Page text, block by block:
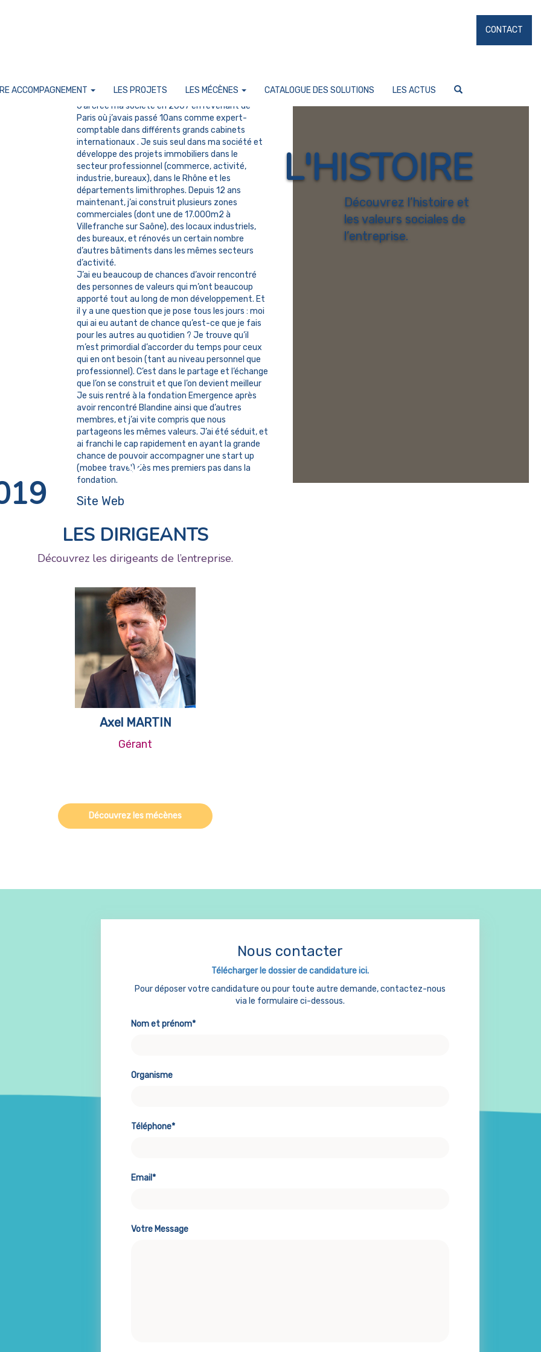
CONTACT
ACCOMPAGNEMENT LES PROJETS LES MÉCÈNES CATALOGUE DES SOLUTIONS LES ACTUS
J’ai créé ma société en 2007 en revenant de
Paris où j’avais passé 10ans comme expert-
comptable dans différents grands cabinets
internationaux . Je suis seul dans ma société et
développe des projets immobiliers dans le
secteur professionnel (commerce, activité,
industrie, bureaux), dans le Rhône et les
départements limithrophes. Depuis 12 ans
maintenant, j’ai construit plusieurs zones
commerciales (dont une de 17.000m2 à
Villefranche sur Saône), des locaux industriels,
des bureaux, et rénovés un certain nombre
d’autres bâtiments dans les mêmes secteurs
d’activité.
J’ai eu beaucoup de chances d’avoir rencontré
des personnes de valeurs qui m’ont beaucoup
apporté tout au long de mon développement. Et
il y a une question que je pose tous les jours : moi
qui ai eu autant de chance qu’est-ce que je fais
pour les autres au quotidien ? Je trouve qu’il
m’est primordial d’accorder du temps pour ceux
qui en ont besoin (tant au niveau personnel que
professionnel). C’est dans le partage et l’échange
que l’on se construit et que l’on devient meilleur
Je suis rentré à la fondation Emergence après
avoir rencontré Blandine ainsi que d’autres
membres, et j’ai vite compris que nous
partageons les mêmes valeurs. J’ai été séduit, et
ai franchi le cap rapidement en ayant la grande
chance de pouvoir accompagner une start up
(mobee travel) dès mes premiers pas dans la
fondation.
Site Web
L'HISTOIRE
Découvrez l’histoire et
les valeurs sociales de
l’entreprise.
LES DIRIGEANTS
Découvrez les dirigeants de l’entreprise.
Axel MARTIN
Gérant
Découvrez les mécènes
Nous contacter
Télécharger le dossier de candidature ici.
Pour déposer votre candidature ou pour toute autre demande, contactez-nous
via le formulaire ci-dessous.
Nom et prénom*
Organisme
Téléphone*
Email*
Votre Message